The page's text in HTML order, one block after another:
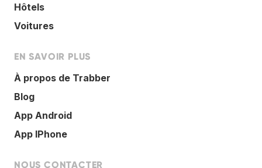
Hôtels
Voitures
EN SAVOIR PLUS
À propos de Trabber
Blog
App Android
App IPhone
NOUS CONTACTER